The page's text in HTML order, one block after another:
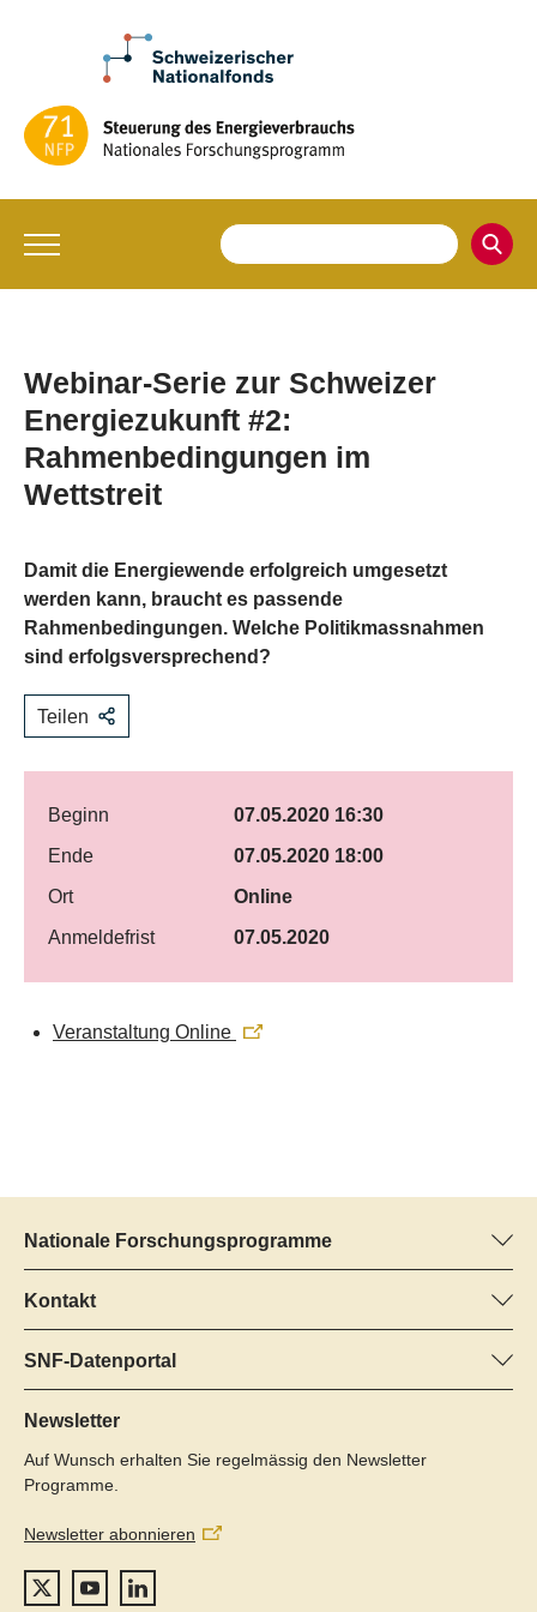
Webinar-Serie zur Schweizer
Energiezukunft #2:
Rahmenbedingungen im
Wettstreit
Damit die Energiewende erfolgreich umgesetzt
werden kann, braucht es passende
Rahmenbedingungen. Welche Politikmassnahmen
sind erfolgsversprechend?
Teilen
Beginn
07.05.2020 16:30
Ende
07.05.2020 18:00
Ort
Online
Anmeldefrist
07.05.2020
Veranstaltung Online
Nationale Forschungsprogramme
Hier finden Sie Informationen zu allen Nationalen
Forschungsprogrammen (NFP):
Alle NFP
Kontakt
Programm-Manager
Dr. Pascal Walther, SNF
Tel.: +
22
SNF-Datenportal
Hier finden Sie umfangreiche Informationen zu den vom SNF
geförderten Projekten.
Zum Datenportal
Newsletter
Auf Wunsch erhalten Sie regelmässig den Newsletter
Programme.
Newsletter abonnieren